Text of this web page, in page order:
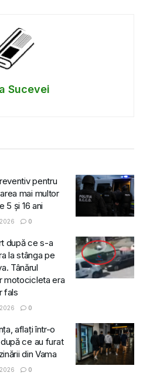
Sucevei
pentru
mai multor
5 și 16 ani
0
după ce s-a
la stânga pe
Tânărul
motocicleta era
fals
0
aflați într-o
ce au furat
din Vama
0